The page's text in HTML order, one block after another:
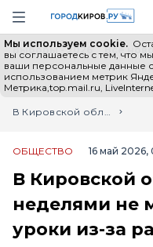
Навигация сайта
Мы используем cookie.
вы соглашаетесь с тем, что
ваши персональные данные с
использованием метрик
Метрика,top.mail.ru,
Выборы - 2026 Все
Главная
Лента
В Кировской области школьники неделями не могут попасть на уроки из-за разбитой дороги
ОБЩЕСТВО 16 май 2026,
В Кировской
неделями не
уроки из-за